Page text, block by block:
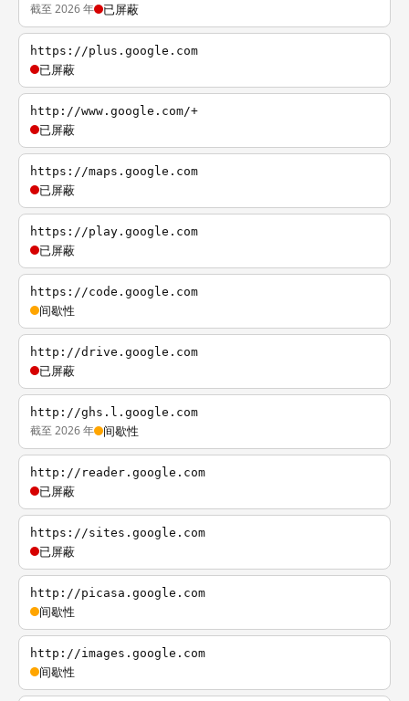
截至 2026 年 已屏蔽
https://plus.google.com
已屏蔽
http://www.google.com/+
已屏蔽
https://maps.google.com
已屏蔽
https://play.google.com
已屏蔽
https://code.google.com
间歇性
http://drive.google.com
已屏蔽
http://ghs.l.google.com
截至 2026 年 间歇性
http://reader.google.com
已屏蔽
https://sites.google.com
已屏蔽
http://picasa.google.com
间歇性
http://images.google.com
间歇性